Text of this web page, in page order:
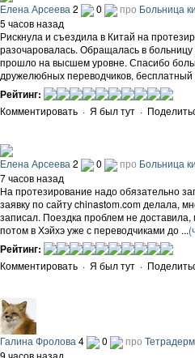
Елена Арсеева 2 0 про Больница
5 часов назад
Рискнула и съездила в Китай на
разочаровалась. Обращалась в
прошло на высшем уровне. Спасибо
дружелюбных переводчиков, бесплатный
Рейтинг:
Комментировать · Я был тут ·
Елена Арсеева2 0 про Больница
7 часов назад
На протезирование надо обязательно
заявку по сайту chinastom.com делала,
записал. Поездка проблем не
потом в Хэйхэ уже с переводчиками до ...
Рейтинг:
Комментировать · Я был тут ·
Галина Фролова 4 0 про Тетрадерм
9 часов назад